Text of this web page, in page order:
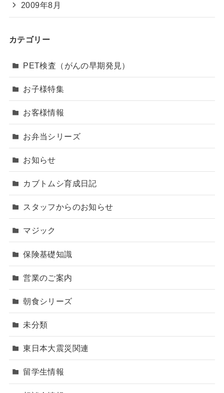
2009年8月
カテゴリー
PET検査（がんの早期発見）
お子様特集
お客様情報
お弁当シリーズ
お知らせ
カブトムシ育成日記
スタッフからのお知らせ
マジック
保険基礎知識
営業のご案内
朝食シリーズ
未分類
東日本大震災関連
留学生情報